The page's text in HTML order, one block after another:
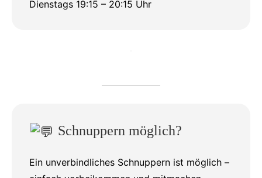
Dienstags 19:15 – 20:15 Uhr
Schnuppern möglich?
Ein unverbindliches Schnuppern ist möglich –